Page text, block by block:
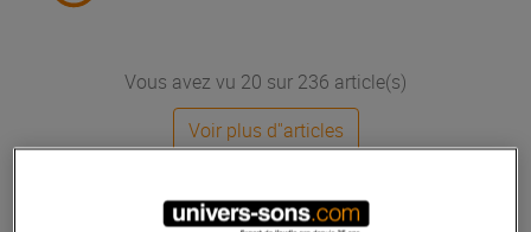
Vous avez vu 20 sur 236 article(s)
Voir plus d''articles